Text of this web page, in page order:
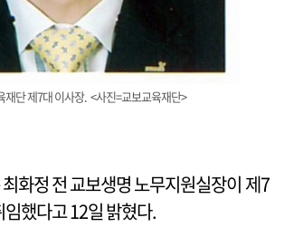
재단 제7대 이사장. <사진=교보교육재단>
화정 전 교보생명 노무지원실장이 제7
했다고 12일 밝혔다.